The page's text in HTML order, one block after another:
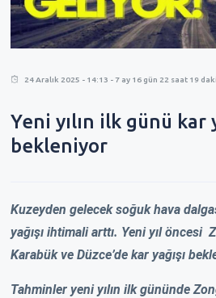
24 Aralık 2025 - 14:13 - 7 ay 16 gün 22 saat 19
Yeni yılın ilk günü kar
bekleniyor
Kuzeyden gelecek soğuk hava
yağışı ihtimali arttı. Yeni yıl öncesi
Karabük ve Düzce’de kar yağışı
Tahminler yeni yılın ilk gününde